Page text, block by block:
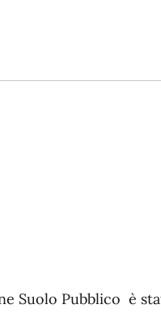
Suolo Pubblico è